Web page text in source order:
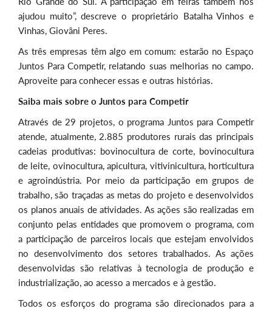
ajudou muito”, descreve o proprietário Batalha Vinhos e
Vinhas, Giovâni Peres.
As três empresas têm algo em comum: estarão no Espaço
Juntos Para Competir, relatando suas melhorias no campo.
Aproveite para conhecer essas e outras histórias.
Saiba mais sobre o Juntos para Competir
Através de 29 projetos, o programa Juntos para Competir
atende, atualmente, 2.885 produtores rurais das principais
cadeias produtivas: bovinocultura de corte, bovinocultura
de leite, ovinocultura, apicultura, vitivinicultura, horticultura
e agroindústria. Por meio da participação em grupos de
trabalho, são traçadas as metas do projeto e desenvolvidos
os planos anuais de atividades. As ações são realizadas em
conjunto pelas entidades que promovem o programa, com
a participação de parceiros locais que estejam envolvidos
no desenvolvimento dos setores trabalhados. As ações
desenvolvidas são relativas à tecnologia de produção e
industrialização, ao acesso a mercados e à gestão.
Todos os esforços do programa são direcionados para a